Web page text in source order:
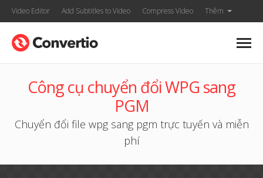
Video Editor Add Subtitles to Video Compress Video Thêm
Công cụ chuyển đổi WPG sang
PGM
Chuyển đổi file wpg sang pgm trực tuyến và miễn
phí